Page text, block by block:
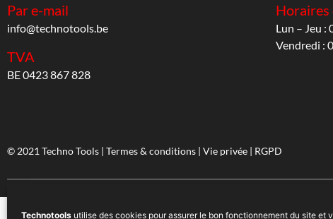
Technotools utilise des cookies pour assurer le bon fonctionnement du site et
Par e-mail
info@technotools.be
TVA
BE 0423 867 828
Horaires
Lun – Jeu :
Vendredi :
© 2021 Techno Tools | Termes & conditions | Vie privée | RGPD